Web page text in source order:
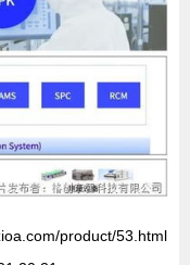
product/53.html